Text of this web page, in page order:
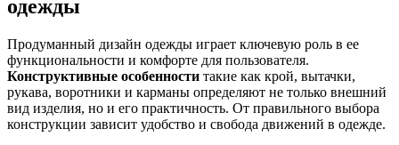
одежды
Продуманный дизайн одежды играет ключевую роль в ее
функциональности и комфорте для пользователя.
Конструктивные особенности такие как крой, вытачки,
рукава, воротники и карманы определяют не только внешний
вид изделия, но и его практичность. От правильного выбора
конструкции зависит удобство и свобода движений в одежде.